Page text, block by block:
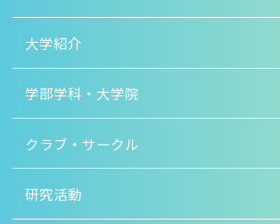
大学紹介
学部学科・大学院
クラブ・サークル
研究活動